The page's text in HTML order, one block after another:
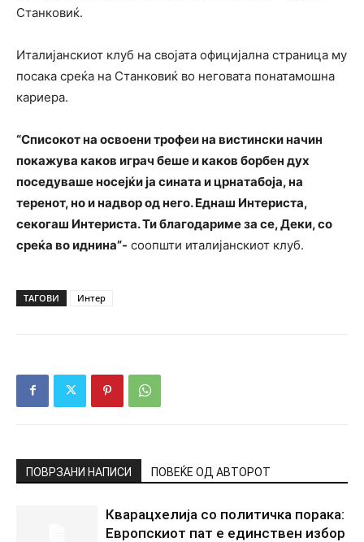
Станковиќ.
Италијанскиот клуб на својата официјална страница му
посака среќа на Станковиќ во неговата понатамошна
кариера.
“Списокот на освоени трофеи на вистински начин
покажува каков играч беше и каков борбен дух
поседуваше носејќи ја сината и црнатабоја, на
теренот, но и надвор од него. Еднаш Интериста,
секогаш Интериста. Ти благодариме за се, Деки, со
среќа во иднина”- соопшти италијанскиот клуб.
ТАГОВИ Интер
ПОВРЗАНИ НАПИСИ ПОВЕЌЕ ОД АВТОРОТ
Кварацхелија со политичка порака:
Европскиот пат е единствен избор